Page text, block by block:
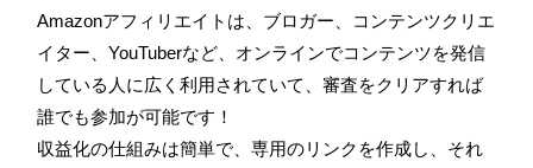
Amazonアフィリエイトは、ブロガー、コンテンツクリエ
イター、YouTuberなど、オンラインでコンテンツを発信
している人に広く利用されていて、審査をクリアすれば
誰でも参加が可能です！
収益化の仕組みは簡単で、専用のリンクを作成し、それ